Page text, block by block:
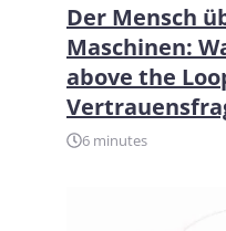
Der Mensch
Maschinen:
above the
6 minutes